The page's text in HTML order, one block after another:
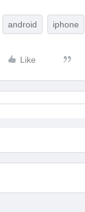
android iphone
Like